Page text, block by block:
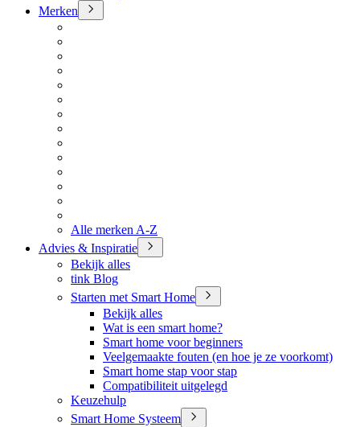
Merken
Alle merken A-Z
Advies & Inspiratie
Bekijk alles
tink Blog
Starten met Smart Home
Bekijk alles
Wat is een smart home?
Smart home voor beginners
Veelgemaakte fouten (en hoe je ze voorkomt)
Smart home stap voor stap
Compatibiliteit uitgelegd
Keuzehulp
Smart Home Systeem